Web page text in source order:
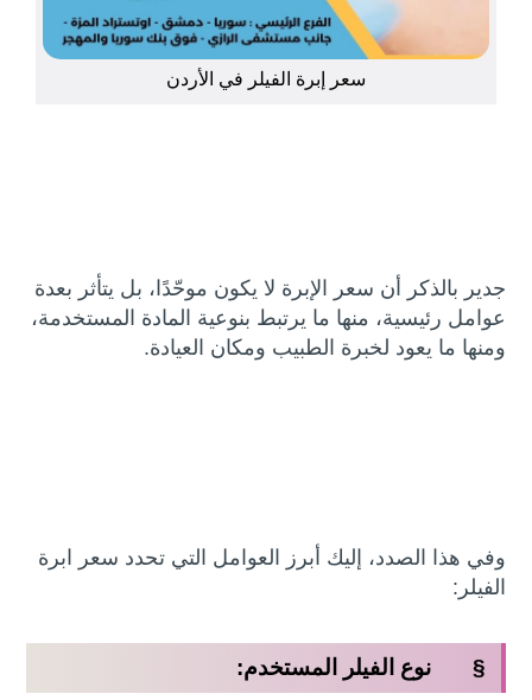
سعر إبرة الفيلر في الأردن
جدير بالذكر أن سعر الإبرة لا يكون موحّدًا، بل يتأثر بعدة
عوامل رئيسية، منها ما يرتبط بنوعية المادة المستخدمة،
ومنها ما يعود لخبرة الطبيب ومكان العيادة.
وفي هذا الصدد، إليك أبرز العوامل التي تحدد سعر ابرة
الفيلر:
§ نوع الفيلر المستخدم: